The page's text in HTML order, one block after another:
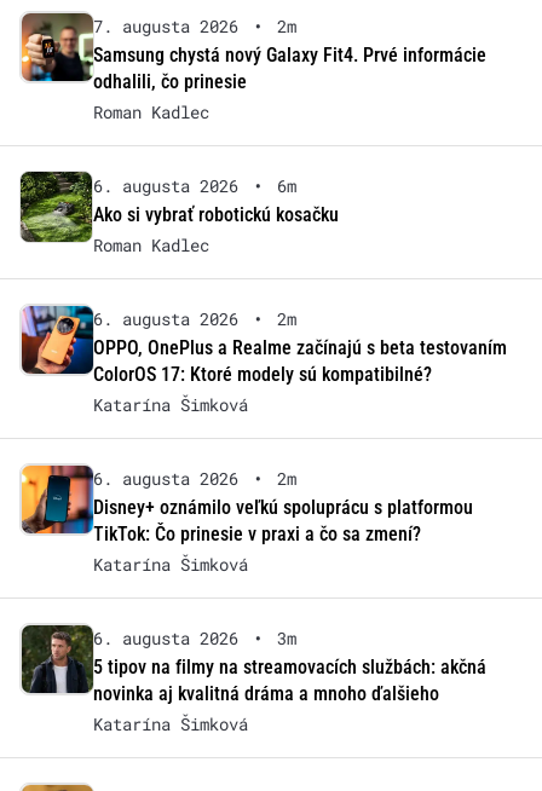
7. augusta 2026 •
2m
Samsung chystá nový Galaxy Fit4. Prvé informácie
odhalili, čo prinesie
Roman Kadlec
6. augusta 2026 •
6m
Ako si vybrať robotickú kosačku
Roman Kadlec
6. augusta 2026 •
2m
OPPO, OnePlus a Realme začínajú s beta testovaním
ColorOS 17: Ktoré modely sú kompatibilné?
Katarína Šimková
6. augusta 2026 •
2m
Disney+ oznámilo veľkú spoluprácu s platformou
TikTok: Čo prinesie v praxi a čo sa zmení?
Katarína Šimková
6. augusta 2026 •
3m
5 tipov na filmy na streamovacích službách: akčná
novinka aj kvalitná dráma a mnoho ďalšieho
Katarína Šimková